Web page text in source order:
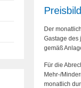
Der
Gastage des
gemäß
Für die
Mehr-/
monatlich